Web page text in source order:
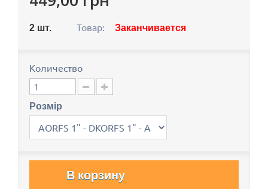
2 шт. Товар: Заканчивается
Количество
Розмір
В корзину